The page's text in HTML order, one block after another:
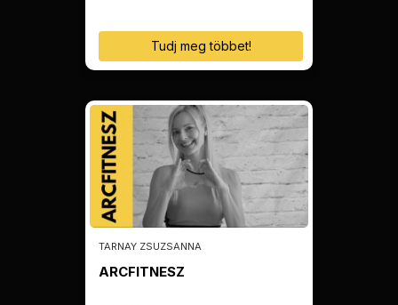
Tudj meg többet!
TARNAY ZSUZSANNA
ARCFITNESZ